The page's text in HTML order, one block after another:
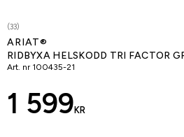
(33)
ARIAT®
RIDBYXA HELSKODD TRI FACTOR
Art. nr 100435-21
1 599 KR